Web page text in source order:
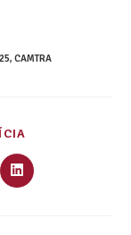
, CAMTRA